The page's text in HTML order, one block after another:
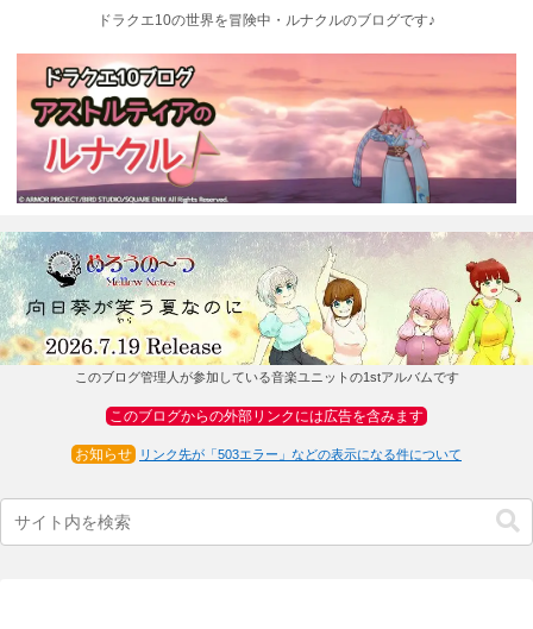
ドラクエ10の世界を冒険中・ルナクルのブログです♪
このブログ管理人が参加している音楽ユニットの1stアルバムです
このブログからの外部リンクには広告を含みます
お知らせ リンク先が「503エラー」などの表示になる件について